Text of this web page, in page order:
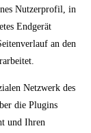
Nutzerprofil, in
Endgerät
an den
Netzwerk des
die Plugins
und Ihren